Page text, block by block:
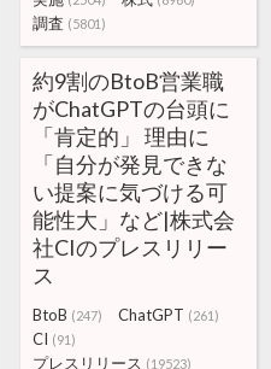
調査 (5801)
約9割のBtoB営業職
がChatGPTの台頭に
「肯定的」 理由に
「自分が発見できな
い提案に気づける可
能性大」など|株式会
社CIのプレスリリー
ス
BtoB (247) ChatGPT (261)
CI (91)
プレスリリース (19523)